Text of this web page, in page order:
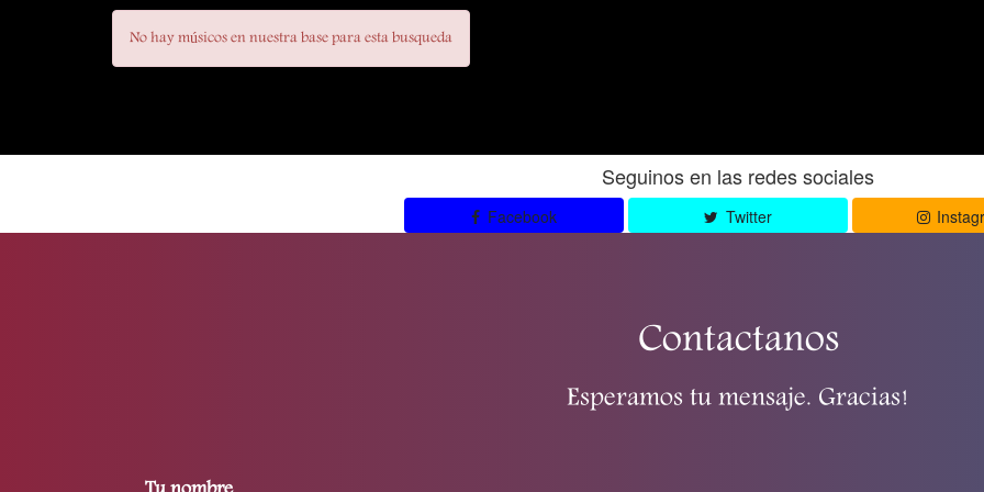
No hay músicos en nuestra base para esta busqueda
Seguinos en las redes sociales
Facebook Twitter
Contactanos
Esperamos tu mensaje. Gracias!